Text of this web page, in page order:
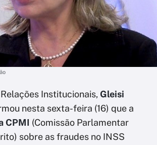
Institucionais, Gleisi
nesta sexta-feira (16) que a
CPMI (Comissão Parlamentar
sobre as fraudes no INSS